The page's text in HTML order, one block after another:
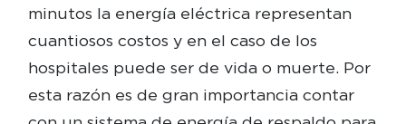
minutos la energía eléctrica representan
cuantiosos costos y en el caso de los
hospitales puede ser de vida o muerte. Por
esta razón es de gran importancia contar